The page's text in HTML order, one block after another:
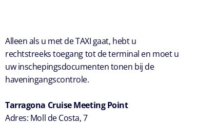
Alleen als u met de TAXI gaat, hebt u
rechtstreeks toegang tot de terminal en moet u
uw inschepingsdocumenten tonen bij de
haveningangscontrole.
Tarragona Cruise Meeting Point
Adres: Moll de Costa, 7